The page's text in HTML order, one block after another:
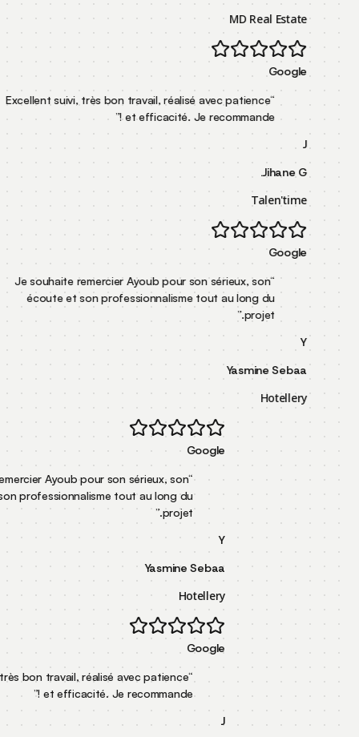
MD
Excellent suivi, très bon travail, réalisé avec
et efficacité. Je
”
Je souhaite remercier Ayoub pour son sérieux,
écoute et son professionnalisme tout au
Google
“
Je souhaite remercier Ayoub pour son sérieux, son
écoute et son professionnalisme tout au long du
projet.
Y
Yasmine Sebaa
Hotellery
Excellent suivi, très bon travail, réalisé avec patience
et efficacité. Je recommande !
”